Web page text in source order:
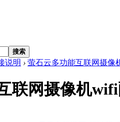
搜索
说明 › 萤石云多功能互联网摄像
联网摄像机